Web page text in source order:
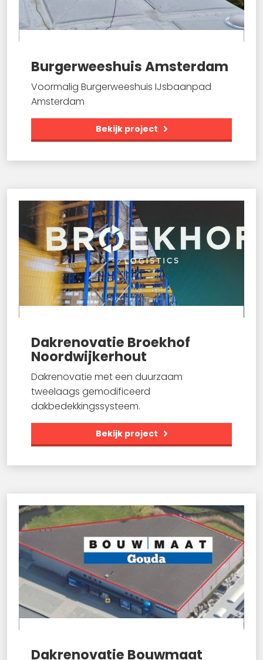
Burgerweeshuis Amsterdam
Voormalig Burgerweeshuis IJsbaanpad
Amsterdam
Bekijk project
Dakrenovatie Broekhof
Noordwijkerhout
Dakrenovatie met een duurzaam
tweelaags gemodificeerd
dakbedekkingssysteem.
Bekijk project
Dakrenovatie Bouwmaat